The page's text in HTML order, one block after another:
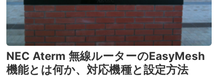
NEC Aterm 無線ルーターのEasyMesh
機能とは何か、対応機種と設定方法